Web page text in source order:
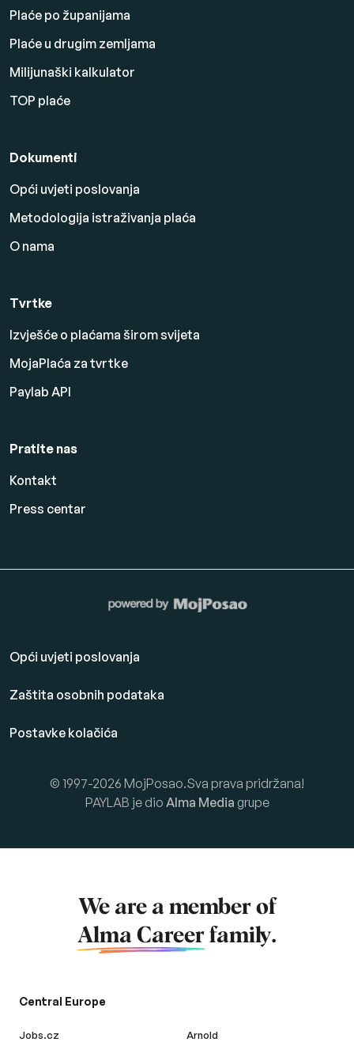
Plaće po županijama
Plaće u drugim zemljama
Milijunaški kalkulator
TOP plaće
Dokumenti
Opći uvjeti poslovanja
Metodologija istraživanja plaća
O nama
Tvrtke
Izvješće o plaćama širom svijeta
MojaPlaća za tvrtke
Paylab API
Pratite nas
Kontakt
Press centar
Opći uvjeti poslovanja
Zaštita osobnih podataka
Postavke kolačića
© 1997-2026 MojPosao.Sva prava pridržana!
PAYLAB je dio Alma Media grupe
We are a member of
Alma Career family.
Central Europe
Jobs.cz
Arnold